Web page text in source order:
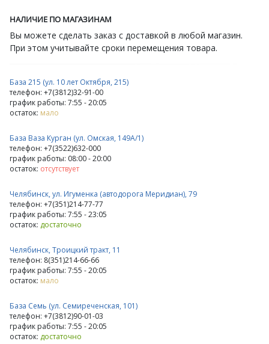
НАЛИЧИЕ ПО МАГАЗИНАМ
Вы можете сделать заказ с доставкой в любой магазин.
При этом учитывайте сроки перемещения товара.
База 215 (ул. 10 лет Октября, 215)
телефон: +7(3812)32-91-00
график работы: 7:55 - 20:05
остаток: мало
База Ваза Курган (ул. Омская, 149А/1)
телефон: +7(3522)632-000
график работы: 08:00 - 20:00
остаток: отсутствует
Челябинск, ул. Игуменка (автодорога Меридиан), 79
телефон: +7(351)214-77-77
график работы: 7:55 - 23:05
остаток: достаточно
Челябинск, Троицкий тракт, 11
телефон: 8(351)214-66-66
график работы: 7:55 - 20:05
остаток: мало
База Семь (ул. Семиреченская, 101)
телефон: +7(3812)90-01-03
график работы: 7:55 - 20:05
остаток: достаточно